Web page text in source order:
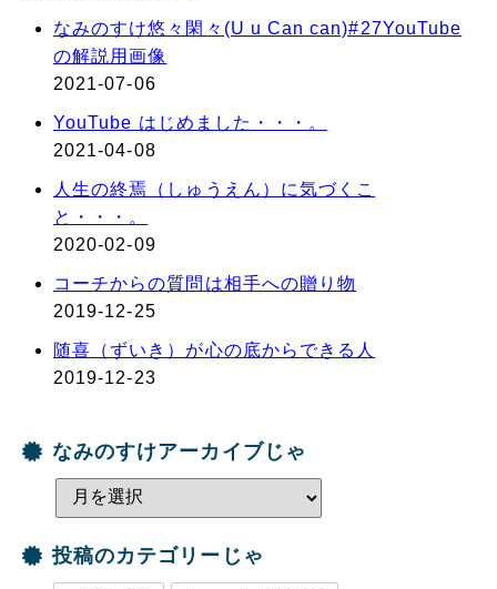
なみのすけ悠々閑々(U u Can can)#27YouTube
の解説用画像
2021-07-06
YouTube はじめました・・・。
2021-04-08
人生の終焉（しゅうえん）に気づくこ
と・・・。
2020-02-09
コーチからの質問は相手への贈り物
2019-12-25
随喜（ずいき）が心の底からできる人
2019-12-23
なみのすけアーカイブじゃ
投稿のカテゴリーじゃ